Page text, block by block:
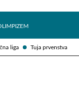
liga Tuja prvenstva